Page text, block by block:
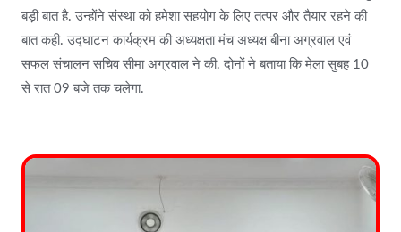
बड़ी बात है. उन्होंने संस्था को हमेशा सहयोग के लिए तत्पर और तैयार रहने की
बात कही. उद्घाटन कार्यक्रम की अध्यक्षता मंच अध्यक्ष बीना अग्रवाल एवं
सफल संचालन सचिव सीमा अग्रवाल ने की. दोनों ने बताया कि मेला सुबह 10
से रात 09 बजे तक चलेगा.